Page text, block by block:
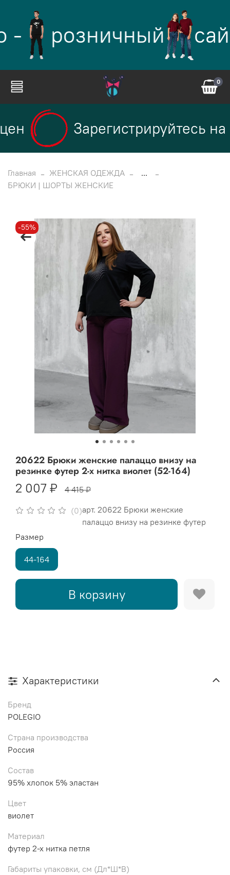
- розничный
0
Зарегистрируйтесь на
Главная ЖЕНСКАЯ ОДЕЖДА
...
БРЮКИ | ШОРТЫ ЖЕНСКИЕ
-55%
(0)арт.20622 Брюки женские
палаццо внизу на резинке футер
20622 Брюки женские палаццо внизу на
резинке футер 2-х нитка виолет (52-164)
2 007 ₽ 4 415 ₽
В корзину
Размер
44-164
Характеристики
Бренд
POLEGIO
Страна производства
Россия
Состав
95% хлопок 5% эластан
Цвет
виолет
Материал
футер 2-х нитка петля
Габариты упаковки, см (Дл*Ш*В)